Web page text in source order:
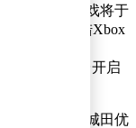
正式宣布游戏将于
险游戏将登陆Xbox
Xbox Cloud、
已在各大平台开启
由知名演员城田优